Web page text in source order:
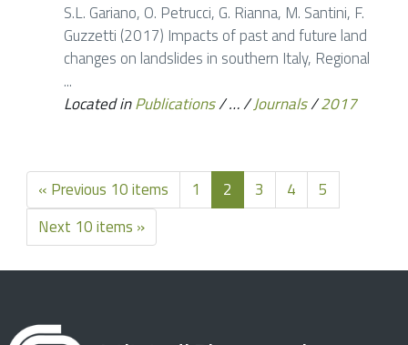
S.L. Gariano, O. Petrucci, G. Rianna, M. Santini, F.
Guzzetti (2017) Impacts of past and future land
changes on landslides in southern Italy, Regional
...
Located inPublications/…/Journals/2017
« Previous 10 items 1 2 3 4
5
Next 10 items »